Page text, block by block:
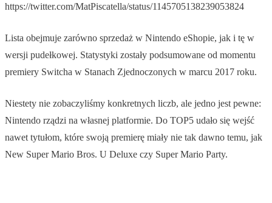
https://twitter.com/MatPiscatella/status/1145705138239053824
Lista obejmuje zarówno sprzedaż w Nintendo eShopie, jak i tę w
wersji pudełkowej. Statystyki zostały podsumowane od momentu
premiery Switcha w Stanach Zjednoczonych w marcu 2017 roku.
Niestety nie zobaczyliśmy konkretnych liczb, ale jedno jest pewne:
Nintendo rządzi na własnej platformie. Do TOP5 udało się wejść
nawet tytułom, które swoją premierę miały nie tak dawno temu, jak
New Super Mario Bros. U Deluxe czy Super Mario Party.